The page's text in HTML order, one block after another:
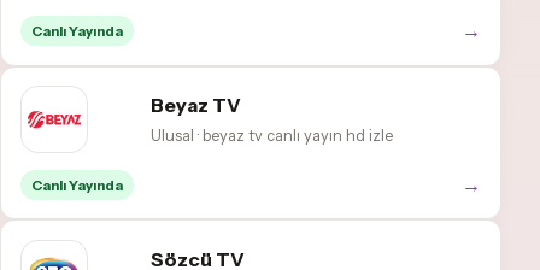
Canlı Yayında →
Beyaz TV
Ulusal · beyaz tv canlı yayın hd izle
Canlı Yayında →
Sözcü TV